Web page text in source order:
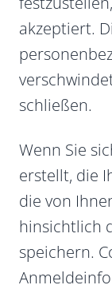
akzeptiert.
schließen.
Wenn Sie
erstellt, die
die von
hinsichtlich
speichern.